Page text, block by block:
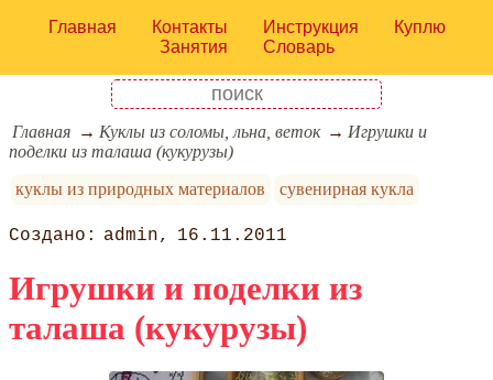
Главная Контакты Инструкция
Куплю
Занятия
Словарь
Главная Куклы из соломы, льна, веток
Игрушки и
поделки из талаша (кукурузы)
куклы из природных материалов
сувенирная кукла
admin 16.11.2011
Игрушки и поделки из
талаша (кукурузы)